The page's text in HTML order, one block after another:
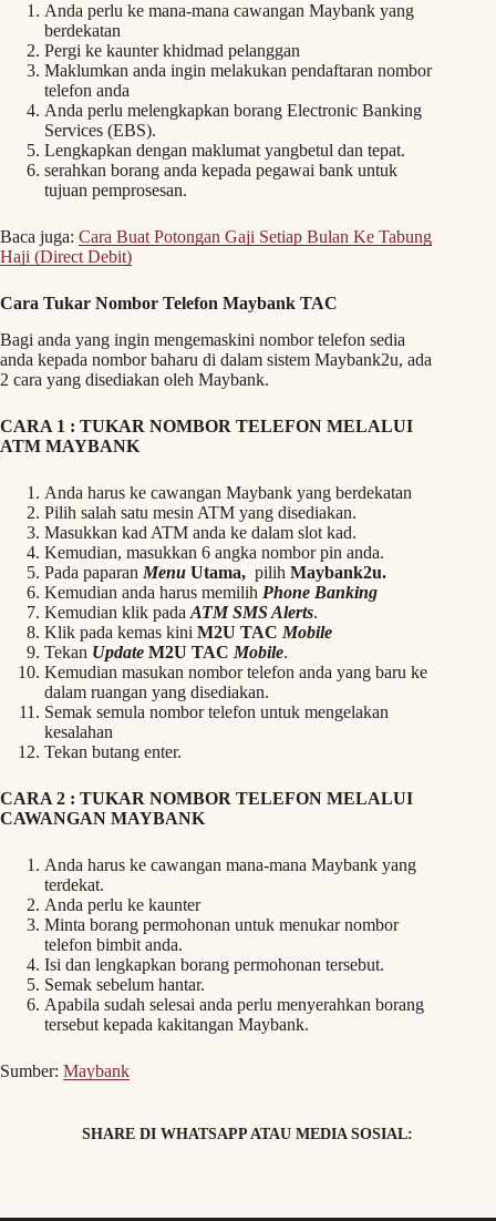
Anda perlu ke mana-mana cawangan Maybank yang
berdekatan
Pergi ke kaunter khidmad pelanggan
Maklumkan anda ingin melakukan pendaftaran nombor
telefon anda
Anda perlu melengkapkan borang Electronic Banking
Services (EBS).
Lengkapkan dengan maklumat yangbetul dan tepat.
serahkan borang anda kepada pegawai bank untuk
tujuan pemprosesan.
Baca juga: Cara Buat Potongan Gaji Setiap Bulan Ke Tabung
Haji (Direct Debit)
Cara Tukar Nombor Telefon Maybank TAC
Bagi anda yang ingin mengemaskini nombor telefon sedia
anda kepada nombor baharu di dalam sistem Maybank2u, ada
2 cara yang disediakan oleh Maybank.
CARA 1 : TUKAR NOMBOR TELEFON MELALUI
ATM MAYBANK
Anda harus ke cawangan Maybank yang berdekatan
Pilih salah satu mesin ATM yang disediakan.
Masukkan kad ATM anda ke dalam slot kad.
Kemudian, masukkan 6 angka nombor pin anda.
Pada paparan Menu Utama, pilih Maybank2u.
Kemudian anda harus memilih Phone Banking
Kemudian klik pada ATM SMS Alerts.
Klik pada kemas kini M2U TAC Mobile
Tekan Update M2U TAC Mobile.
Kemudian masukan nombor telefon anda yang baru ke
dalam ruangan yang disediakan.
Semak semula nombor telefon untuk mengelakan
kesalahan
Tekan butang enter.
CARA 2 : TUKAR NOMBOR TELEFON MELALUI
CAWANGAN MAYBANK
Anda harus ke cawangan mana-mana Maybank yang
terdekat.
Anda perlu ke kaunter
Minta borang permohonan untuk menukar nombor
telefon bimbit anda.
Isi dan lengkapkan borang permohonan tersebut.
Semak sebelum hantar.
Apabila sudah selesai anda perlu menyerahkan borang
tersebut kepada kakitangan Maybank.
Sumber: Maybank
SHARE DI WHATSAPP ATAU MEDIA SOSIAL: